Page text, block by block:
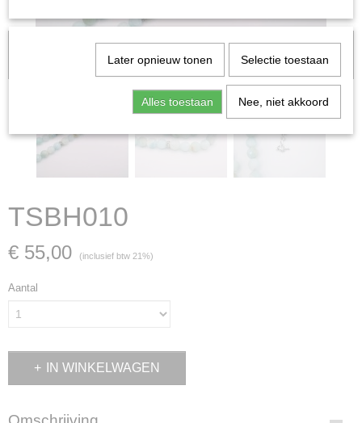
Let op: het kan voorkomen dat het product onlangs in de zaak is
verkocht; in dat geval nemen wij contact met u op.
TSBH010
€ 55,00 (inclusief btw 21%)
Aantal
IN WINKELWAGEN
Later opnieuw tonen Selectie toestaan
Alles toestaan Nee, niet akkoord